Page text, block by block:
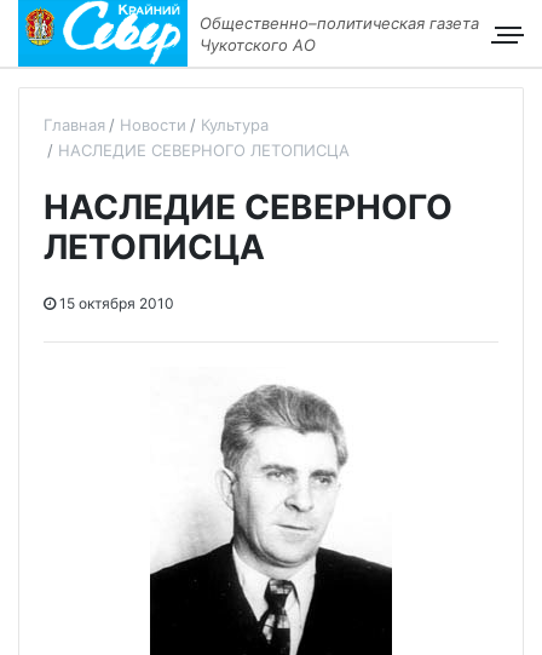
Общественно–политическая газета
Чукотского АО
Главная Новости
Культура
НАСЛЕДИЕ СЕВЕРНОГО ЛЕТОПИСЦА
НАСЛЕДИЕ СЕВЕРНОГО
ЛЕТОПИСЦА
15 октября 2010